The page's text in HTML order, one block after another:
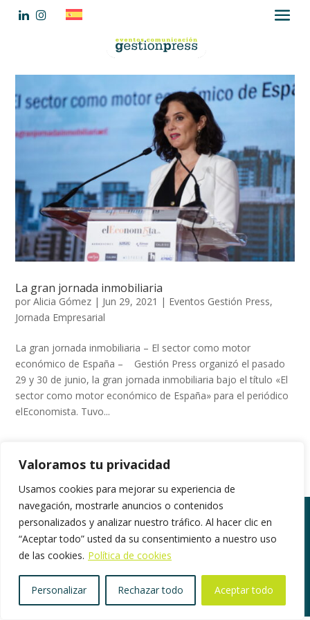
Valoramos tu privacidad
Usamos cookies para mejorar su experiencia de
navegación, mostrarle anuncios o contenidos
personalizados y analizar nuestro tráfico. Al hacer clic en
“Aceptar todo” usted da su consentimiento a nuestro uso
de las cookies. Política de cookies
Personalizar Rechazar todo Aceptar todo
La gran jornada inmobiliaria
porAlicia Gómez | Jun 29, 2021 | Eventos Gestión Press,
Jornada Empresarial
La gran jornada inmobiliaria – El sector como motor
económico de España – Gestión Press organizó el pasado
29 y 30 de junio, la gran jornada inmobiliaria bajo el título «El
sector como motor económico de España» para el periódico
elEconomista. Tuvo...
©2018. Todos los derechos reservados |
www.gestionpress.com|Política de privacidad
Herramientas de Privacidad